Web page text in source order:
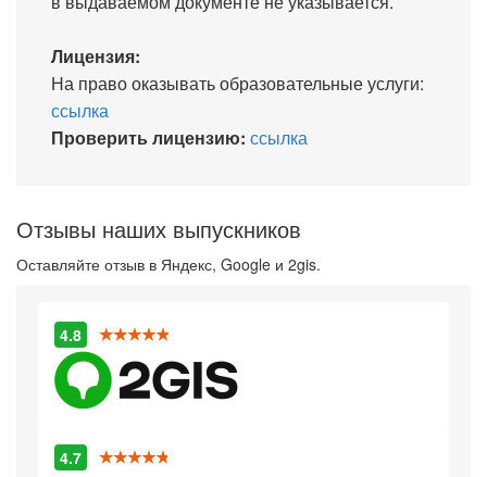
Лицензия:
На право оказывать образовательные услуги:
ссылка
Проверить лицензию: ссылка
Отзывы наших выпускников
Оставляйте отзыв в Яндекс, Google и 2gis.
4.8
4.7